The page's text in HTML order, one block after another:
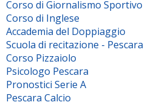
Corso di Giornalismo Sportivo
Corso di Inglese
Accademia del Doppiaggio
Scuola di recitazione - Pescara
Corso Pizzaiolo
Psicologo Pescara
Pronostici Serie A
Pescara Calcio